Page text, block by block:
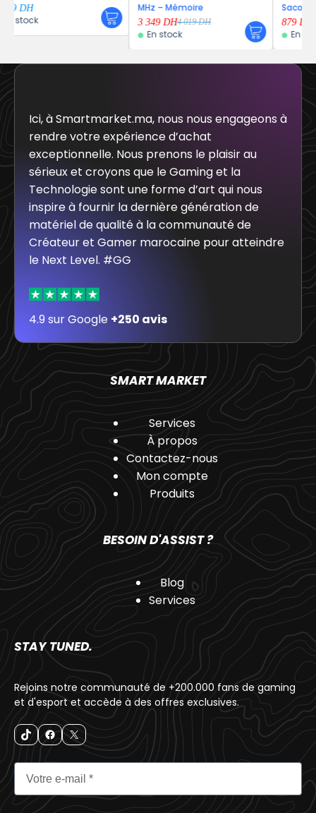
MHz – Mémoire
4 019
DH
En stock
1 055DH
879
En stock
Ici, à Smartmarket.ma, nous nous engageons à
rendre votre expérience d’achat
exceptionnelle. Nous prenons le plaisir au
sérieux et croyons que le Gaming et la
Technologie sont une forme d’art qui nous
inspire à fournir la dernière génération de
matériel de qualité à la communauté de
Créateur et Gamer marocaine pour atteindre
le Next Level. #GG
4.9 sur Google +250 avis
SMART MARKET
Services
À propos
Contactez-nous
Mon compte
Produits
BESOIN D'ASSIST ?
Blog
Services
STAY TUNED.
Rejoins notre communauté de +200.000 fans de gaming
et d'esport et accède à des offres exclusives.